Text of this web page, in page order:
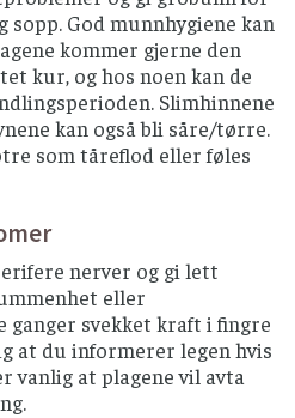
sopp. God munnhygiene kan
kommer gjerne den
kur, og hos noen kan de
Slimhinnene
kan også bli såre/tørre.
som tåreflod eller føles
nerver og gi lett
eller
ganger svekket kraft i fingre
at du informerer legen hvis
vanlig at plagene vil avta